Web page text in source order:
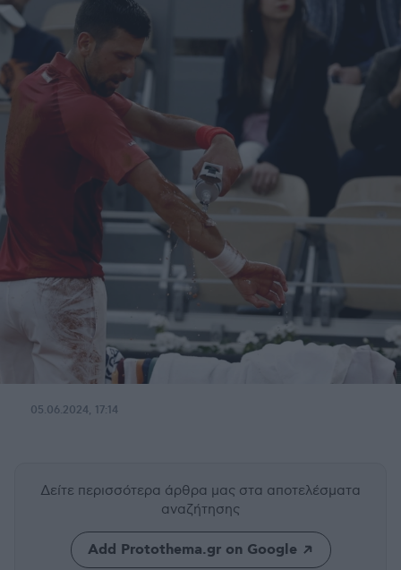
05.06.2024, 17:14
Δείτε περισσότερα άρθρα μας στα αποτελέσματα
αναζήτησης
Add Protothema.gr on Google